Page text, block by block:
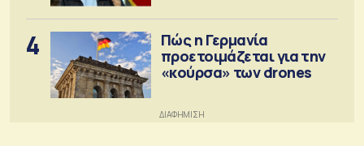
4
Πώς η Γερμανία
προετοιμάζεται για την
«κούρσα» των drones